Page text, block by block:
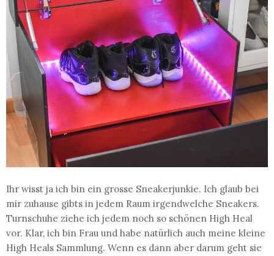
Ihr wisst ja ich bin ein grosse Sneakerjunkie. Ich glaub bei
mir zuhause gibts in jedem Raum irgendwelche Sneakers.
Turnschuhe ziehe ich jedem noch so schönen High Heal
vor. Klar, ich bin Frau und habe natürlich auch meine kleine
High Heals Sammlung. Wenn es dann aber darum geht sie